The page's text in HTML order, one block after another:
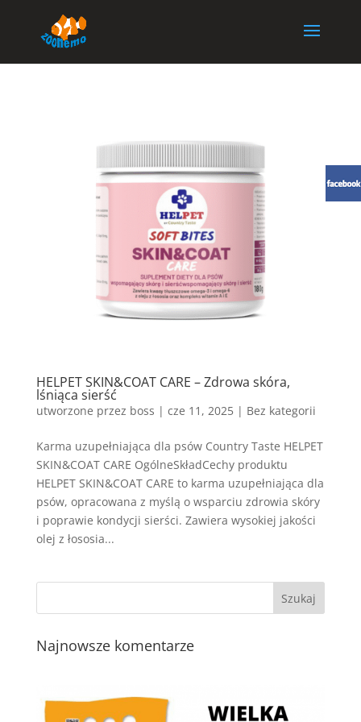
HELPET SKIN&COAT CARE – Zdrowa skóra,
lśniąca sierść
utworzone przez boss | cze 11, 2025| Bez kategorii
Karma uzupełniająca dla psów Country Taste HELPET
SKIN&COAT CARE OgólneSkładCechy produktu
HELPET SKIN&COAT CARE to karma uzupełniająca dla
psów, opracowana z myślą o wsparciu zdrowia skóry
i poprawie kondycji sierści. Zawiera wysokiej jakości
olej z łososia...
Najnowsze komentarze